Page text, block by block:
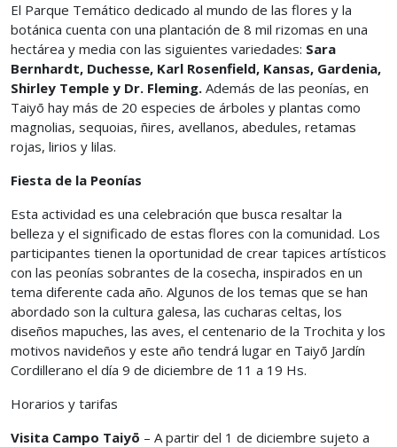
El Parque Temático dedicado al mundo de las flores y la
botánica cuenta con una plantación de 8 mil rizomas en una
hectárea y media con las siguientes variedades: Sara
Bernhardt, Duchesse, Karl Rosenfield, Kansas, Gardenia,
Shirley Temple y Dr. Fleming. Además de las peonías, en
Taiyō hay más de 20 especies de árboles y plantas como
magnolias, sequoias, ñires, avellanos, abedules, retamas
rojas, lirios y lilas.
Fiesta de la Peonías
Esta actividad es una celebración que busca resaltar la
belleza y el significado de estas flores con la comunidad. Los
participantes tienen la oportunidad de crear tapices artísticos
con las peonías sobrantes de la cosecha, inspirados en un
tema diferente cada año. Algunos de los temas que se han
abordado son la cultura galesa, las cucharas celtas, los
diseños mapuches, las aves, el centenario de la Trochita y los
motivos navideños y este año tendrá lugar en Taiyō Jardín
Cordillerano el día 9 de diciembre de 11 a 19 Hs.
Horarios y tarifas
Visita Campo Taiyō – A partir del 1 de diciembre sujeto a